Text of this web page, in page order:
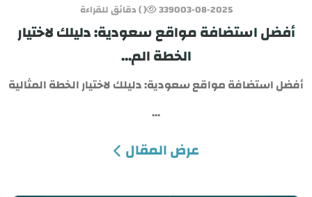
03-08-2025
3390 ( ) دقائق للقراءة
أفضل استضافة مواقع سعودية: دليلك لاختيار
الخطة الم...
أفضل استضافة مواقع سعودية: دليلك لاختيار الخطة المثالية
...
عرض المقال